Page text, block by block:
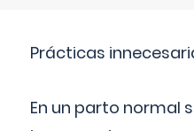
Prácticas
En un parto normal